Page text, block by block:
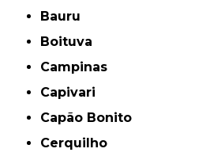
Bauru
Boituva
Campinas
Capivari
Capão Bonito
Cerquilho